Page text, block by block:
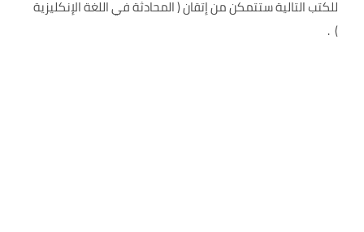
للكتب التالية ستتمكن من إتقان ( المحادثة في اللغة الإنكليزية
) .